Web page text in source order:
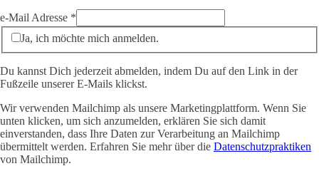
e-Mail Adresse *
Ja, ich möchte mich anmelden.
Du kannst Dich jederzeit abmelden, indem Du auf den Link in der
Fußzeile unserer E-Mails klickst.
Wir verwenden Mailchimp als unsere Marketingplattform. Wenn Sie
unten klicken, um sich anzumelden, erklären Sie sich damit
einverstanden, dass Ihre Daten zur Verarbeitung an Mailchimp
übermittelt werden. Erfahren Sie mehr über die Datenschutzpraktiken
von Mailchimp.